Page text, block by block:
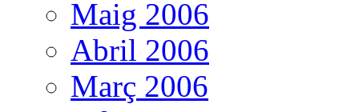
Maig 2006
Abril 2006
Març 2006